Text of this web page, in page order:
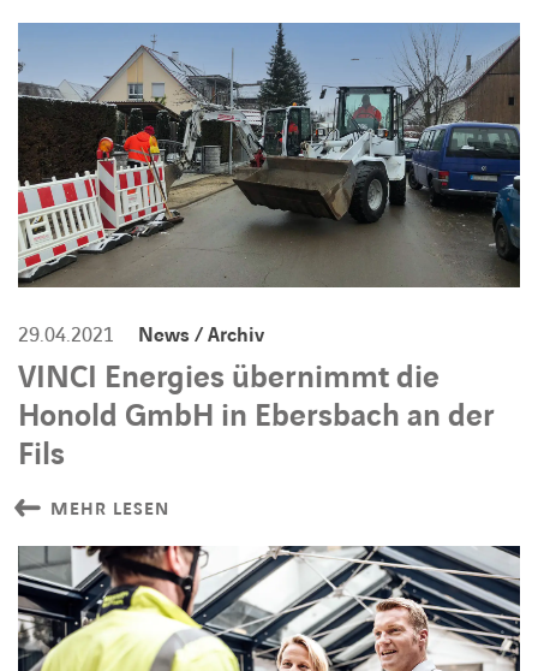
29.04.2021 News / Archiv
VINCI Energies übernimmt die
Honold GmbH in Ebersbach an der
Fils
MEHR LESEN